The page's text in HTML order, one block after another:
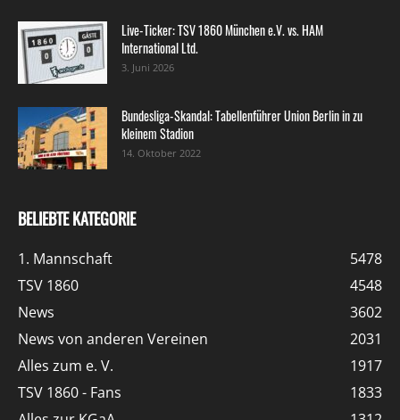
Live-Ticker: TSV 1860 München e.V. vs. HAM
International Ltd.
3. Juni 2026
Bundesliga-Skandal: Tabellenführer Union Berlin in zu
kleinem Stadion
14. Oktober 2022
BELIEBTE KATEGORIE
1. Mannschaft
5478
TSV 1860
4548
News
3602
News von anderen Vereinen
2031
Alles zum e. V.
1917
TSV 1860 - Fans
1833